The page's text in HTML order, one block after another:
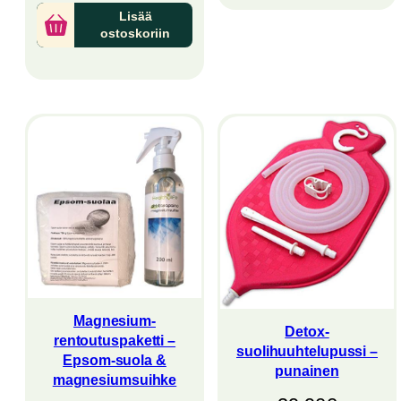
Lisää
ostoskoriin
Magnesium-
rentoutuspaketti –
Epsom-suola &
magnesiumsuihke
Detox-
suolihuuhtelupussi –
punainen